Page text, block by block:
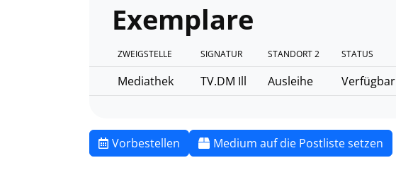
Exemplare
ZWEIGSTELLE SIGNATUR STANDORT 2 STATUS
Mediathek TV.DM Ill Ausleihe Verfügbar
Vorbestellen Medium auf die Postliste setzen